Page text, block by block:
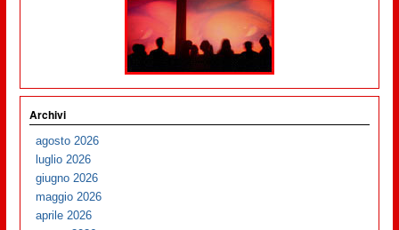
Archivi
agosto 2026
luglio 2026
giugno 2026
maggio 2026
aprile 2026